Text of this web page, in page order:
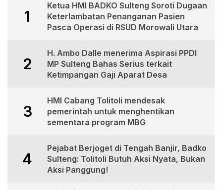
1
Ketua HMI BADKO Sulteng Soroti Dugaan
Keterlambatan Penanganan Pasien
Pasca Operasi di RSUD Morowali Utara
2
H. Ambo Dalle menerima Aspirasi PPDI
MP Sulteng Bahas Serius terkait
Ketimpangan Gaji Aparat Desa
3
HMI Cabang Tolitoli mendesak
pemerintah untuk menghentikan
sementara program MBG
4
Pejabat Berjoget di Tengah Banjir, Badko
Sulteng: Tolitoli Butuh Aksi Nyata, Bukan
Aksi Panggung!